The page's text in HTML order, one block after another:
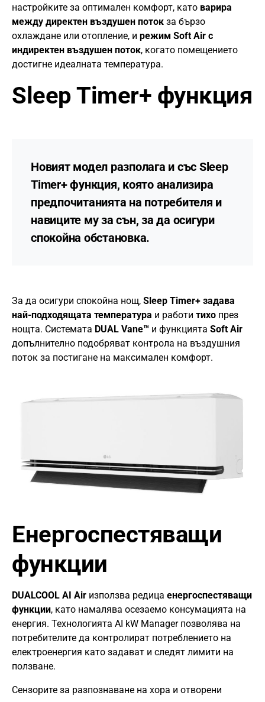
настройките за оптимален комфорт, като варира
между директен въздушен поток за бързо
охлаждане или отопление, и режим Soft Air с
индиректен въздушен поток, когато помещението
достигне идеалната температура.
Sleep Timer+ функция
Новият модел разполага и със Sleep
Timer+ функция, която анализира
предпочитанията на потребителя и
навиците му за сън, за да осигури
спокойна обстановка.
За да осигури спокойна нощ, Sleep Timer+ задава
най-подходящата температура и работи тихо през
нощта. Системата DUAL Vane™ и функцията Soft Air
допълнително подобряват контрола на въздушния
поток за постигане на максимален комфорт.
Енергоспестяващи
функции
DUALCOOL AI Air използва редица енергоспестяващи
функции, като намалява осезаемо консумацията на
енергия. Технологията AI kW Manager позволява на
потребителите да контролират потреблението на
електроенергия като задават и следят лимити на
ползване.
Сензорите за разпознаване на хора и отворени